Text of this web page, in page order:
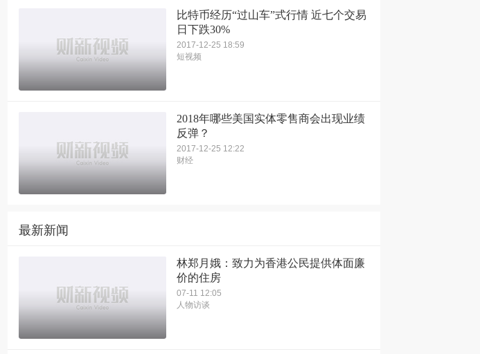
比特币经历“过山车”式行情 近七个交易
日下跌30%
2017-12-25 18:59
短视频
2018年哪些美国实体零售商会出现业绩
反弹？
2017-12-25 12:22
财经
最新新闻
林郑月娥：致力为香港公民提供体面廉
价的住房
07-11 12:05
人物访谈